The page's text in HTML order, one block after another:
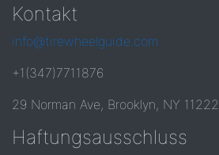
Kontakt
info@tirewheelguide.com
+1(347)7711876
29 Norman Ave, Brooklyn, NY 11222
Haftungsausschluss